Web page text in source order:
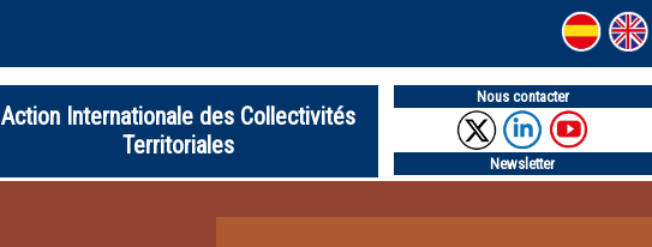
Action Internationale des Collectivités
Territoriales
Nous contacter
Newsletter